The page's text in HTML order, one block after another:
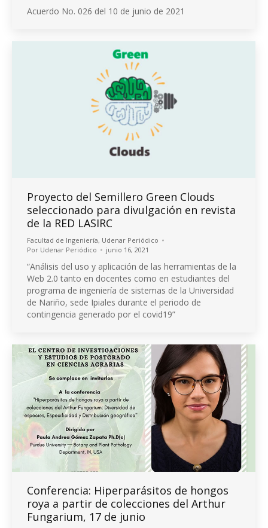
Acuerdo No. 026 del 10 de junio de 2021
Proyecto del Semillero Green Clouds
seleccionado para divulgación en revista
de la RED LASIRC
Facultad de Ingeniería, Udenar Periódico
Por Udenar Periódico junio 16, 2021
“Análisis del uso y aplicación de las herramientas de la
Web 2.0 tanto en docentes como en estudiantes del
programa de ingeniería de sistemas de la Universidad
de Nariño, sede Ipiales durante el periodo de
contingencia generado por el covid19”
Conferencia: Hiperparásitos de hongos
roya a partir de colecciones del Arthur
Fungarium, 17 de junio